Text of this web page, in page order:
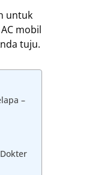
untuk
mobil
tuju.
–